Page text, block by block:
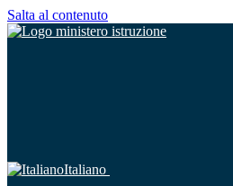
Salta al contenuto
Italiano